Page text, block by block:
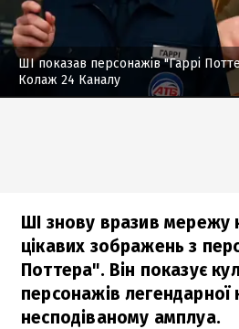
ШІ показав персонажів "Гаррі
Колаж 24 Каналу
ШІ знову вразив мережу
цікавих зображень з
Поттера". Він показує
персонажів легендарної
несподіваному амплуа.